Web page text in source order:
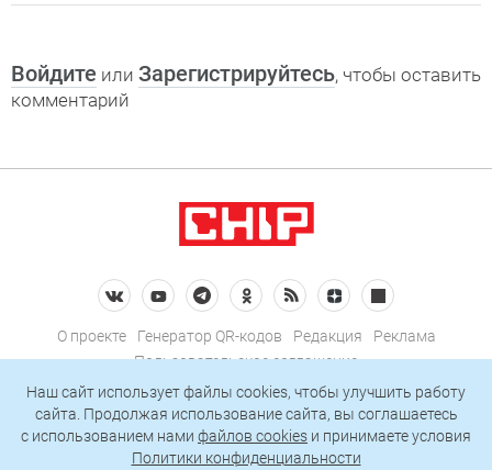
Войдите или Зарегистрируйтесь, чтобы оставить
комментарий
О проекте Генератор QR-кодов Редакция
Реклама
Пользовательское соглашение
Политика конфиденциальности
Подписаться на рассылку
Наш сайт использует файлы cookies, чтобы улучшить работу
сайта. Продолжая использование сайта, вы соглашаетесь
c использованием нами файлов cookies и принимаете условия
Политики конфиденциальности